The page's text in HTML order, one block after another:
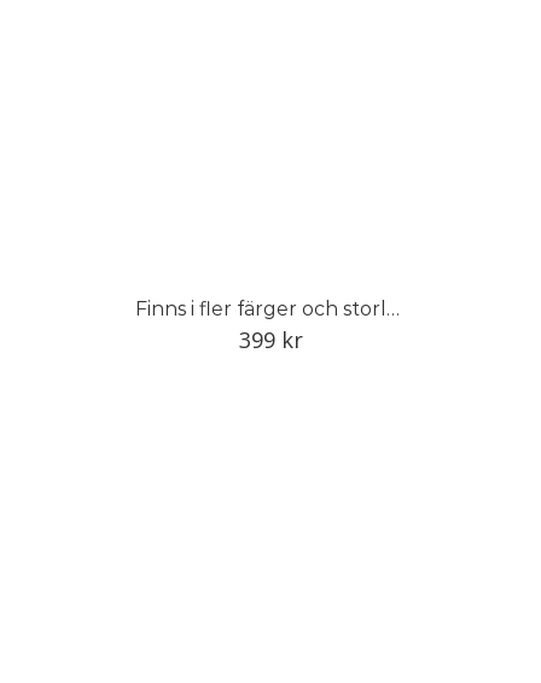
Finns i fler färger och storlekar
399 kr